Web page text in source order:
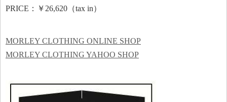
PRICE：￥26,620（tax in）
MORLEY CLOTHING ONLINE SHOP
MORLEY CLOTHING YAHOO SHOP